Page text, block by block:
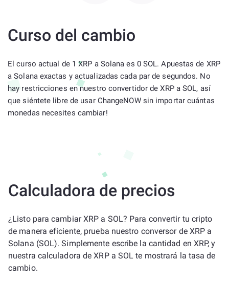
Curso del cambio
El curso actual de 1 XRP a Solana es 0 SOL. Apuestas de XRP
a Solana exactas y actualizadas cada par de segundos. No
hay restricciones en nuestro convertidor de XRP a SOL, así
que siéntete libre de usar ChangeNOW sin importar cuántas
monedas necesites cambiar!
Calculadora de precios
¿Listo para cambiar XRP a SOL? Para convertir tu cripto
de manera eficiente, prueba nuestro conversor de XRP a
Solana (SOL). Simplemente escribe la cantidad en XRP, y
nuestra calculadora de XRP a SOL te mostrará la tasa de
cambio.